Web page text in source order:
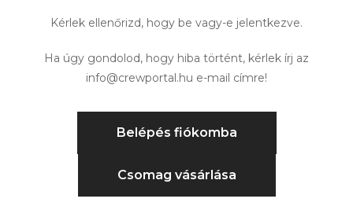
Kérlek ellenőrizd, hogy be vagy-e jelentkezve.
Ha úgy gondolod, hogy hiba történt, kérlek írj az
info@crewportal.hu e-mail címre!
Belépés fiókomba
Csomag vásárlása